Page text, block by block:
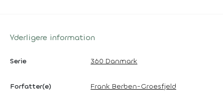
Yderligere information
Serie 360 Danmark
Forfatter(e) Frank Berben-Groesfjeld